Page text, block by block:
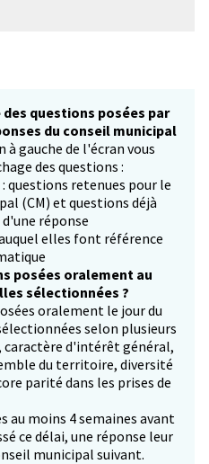
questions posées par
du conseil municipal
à gauche de l'écran vous
des questions :
questions retenues pour le
(CM) et questions déjà
réponse
elles font référence
posées oralement au
sélectionnées ?
oralement le jour du
selon plusieurs
caractère d'intérêt général,
du territoire, diversité
parité dans les prises de
au moins 4 semaines avant
ce délai, une réponse leur
municipal suivant.